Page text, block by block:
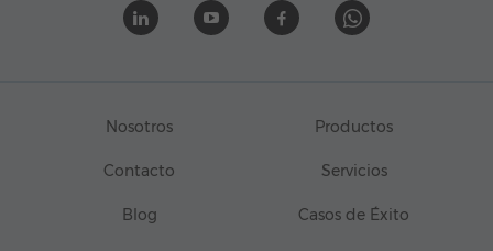
Nosotros Productos
Contacto Servicios
Blog Casos de Éxito